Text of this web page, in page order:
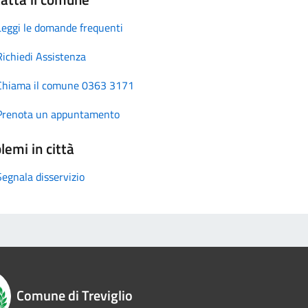
le domande frequenti
Assistenza
il comune 0363 3171
un appuntamento
in città
disservizio
Comune di Treviglio